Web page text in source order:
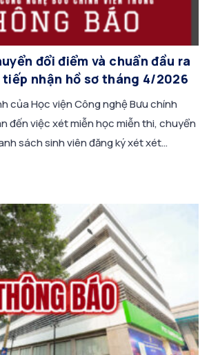
đổi điểm và chuẩn đầu ra
nhận hồ sơ tháng 4/2026
của Học viện Công nghệ Bưu chính
đến việc xét miễn học miễn thi, chuyển
sách sinh viên đăng ký xét xét
đạt chuẩn đầu ra tiếng Anh cho sinh